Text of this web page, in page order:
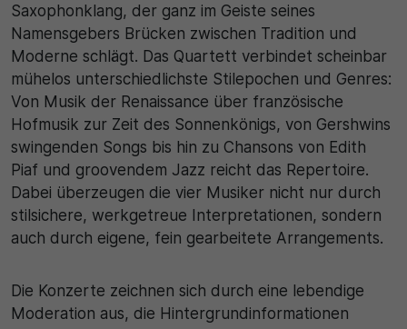
Saxophonklang, der ganz im Geiste seines
Namensgebers Brücken zwischen Tradition und
Moderne schlägt. Das Quartett verbindet scheinbar
mühelos unterschiedlichste Stilepochen und Genres:
Von Musik der Renaissance über französische
Hofmusik zur Zeit des Sonnenkönigs, von Gershwins
swingenden Songs bis hin zu Chansons von Edith
Piaf und groovendem Jazz reicht das Repertoire.
Dabei überzeugen die vier Musiker nicht nur durch
stilsichere, werkgetreue Interpretationen, sondern
auch durch eigene, fein gearbeitete Arrangements.
Die Konzerte zeichnen sich durch eine lebendige
Moderation aus, die Hintergrundinformationen